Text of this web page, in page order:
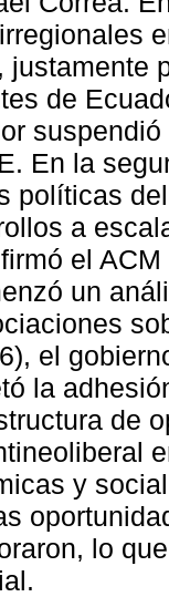
justamente
de
En la
políticas
a
el
un
el
la
de
y
lo